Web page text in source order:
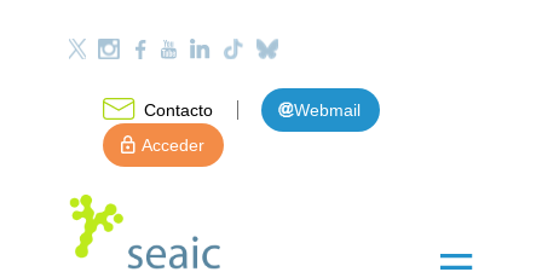
Contacto
Webmail
Acceder